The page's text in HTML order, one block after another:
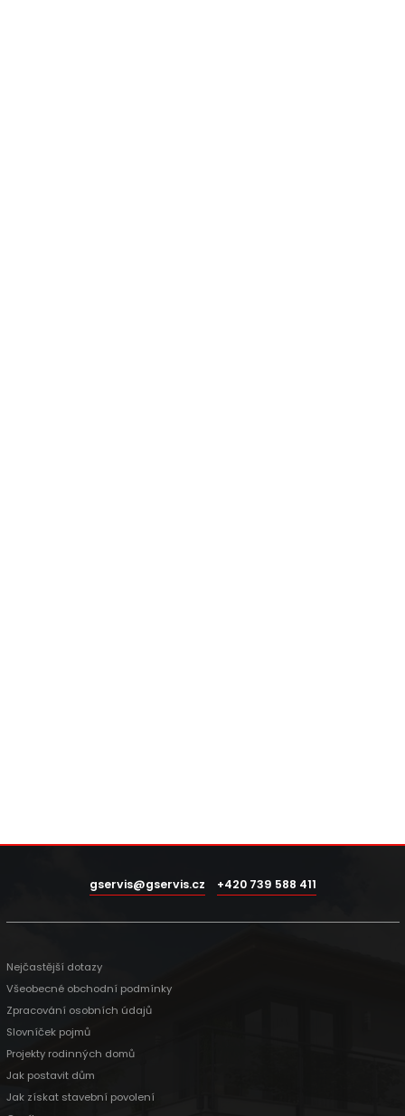
gservis@gservis.cz +420 739 588 411
Nejčastější dotazy
Všeobecné obchodní podmínky
Zpracování osobních údajů
Slovníček pojmů
Projekty rodinných domů
Jak postavit dům
Jak získat stavební povolení